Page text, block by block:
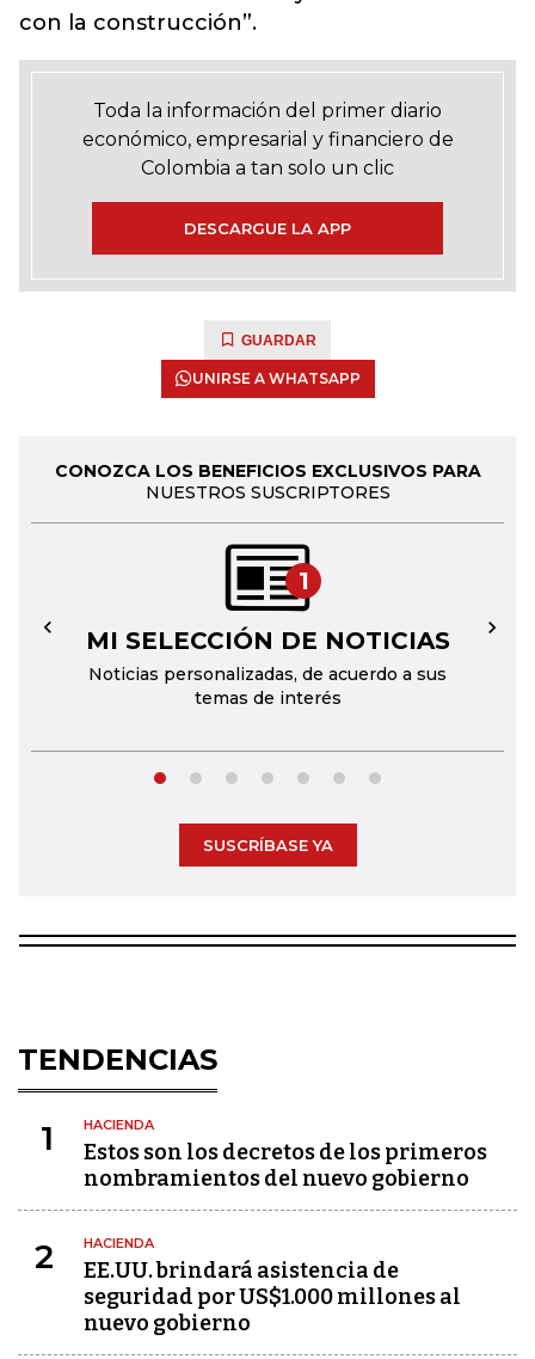
con la construcción”.
Toda la información del primer diario
económico, empresarial y financiero de
Colombia a tan solo un clic
DESCARGUE LA APP
GUARDAR
UNIRSE A WHATSAPP
CONOZCA LOS BENEFICIOS EXCLUSIVOS PARA
NUESTROS SUSCRIPTORES
1
MI SELECCIÓN DE NOTICIAS
Noticias personalizadas, de acuerdo a sus
temas de interés
← →
SUSCRÍBASE YA
TENDENCIAS
1 HACIENDA
Estos son los decretos de los primeros
nombramientos del nuevo gobierno
2 HACIENDA
EE.UU. brindará asistencia de
seguridad por US$1.000 millones al
nuevo gobierno